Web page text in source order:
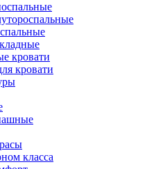
кровати
кровати
класса